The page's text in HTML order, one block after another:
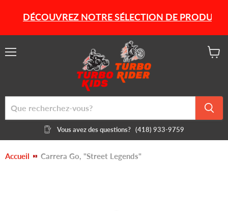
DÉCOUVREZ NOTRE SÉLECTION DE PRODUITS
Vous avez des questions? (418) 933-9759
Accueil Carrera Go, "Street Legends"